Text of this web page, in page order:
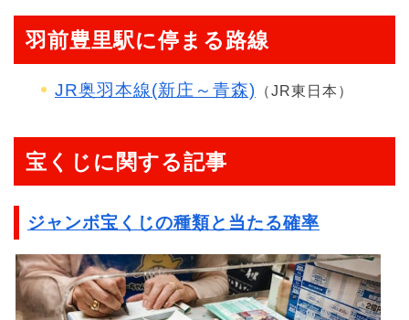
羽前豊里駅に停まる路線
JR奥羽本線(新庄～青森) （JR東日本）
宝くじに関する記事
ジャンボ宝くじの種類と当たる確率